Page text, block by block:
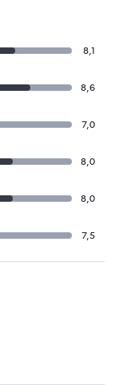
8,1
8,6
7,0
8,0
8,0
7,5